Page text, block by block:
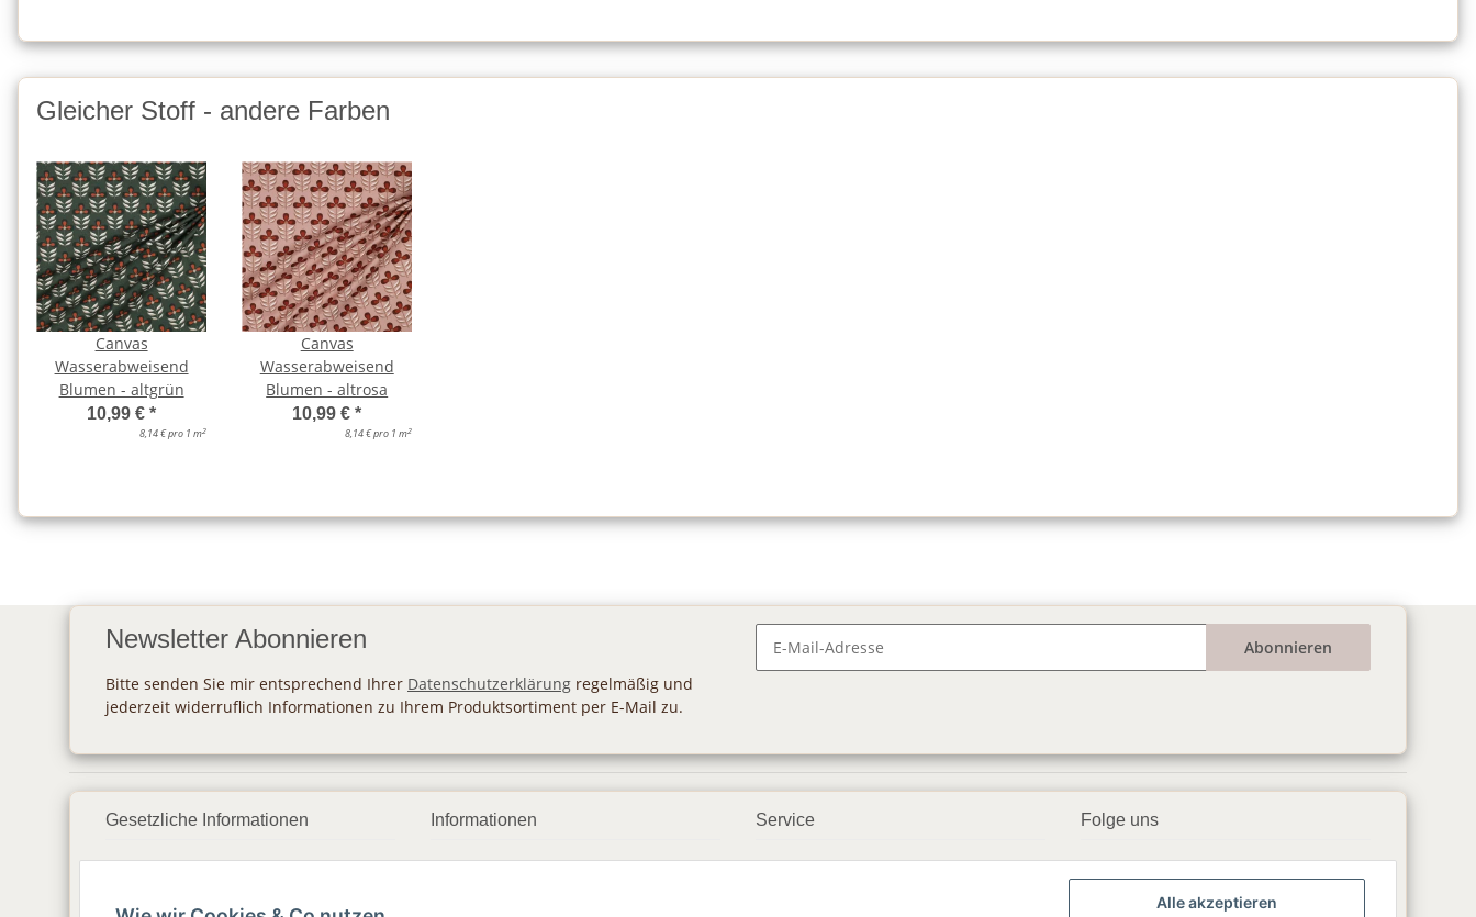
Gleicher Stoff - andere Farben
Canvas
Wasserabweisend
Blumen - altgrün
10,99 €*
8,14 € pro 1 m2
Canvas
Wasserabweisend
Blumen - altrosa
10,99 €*
8,14 € pro 1 m2
Newsletter Abonnieren
Bitte senden Sie mir entsprechend Ihrer Datenschutzerklärung regelmäßig und
jederzeit widerruflich Informationen zu Ihrem Produktsortiment per E-Mail zu.
Abonnieren
Gesetzliche Informationen Informationen Service Folge uns
▶️ YouTube
Alle akzeptieren